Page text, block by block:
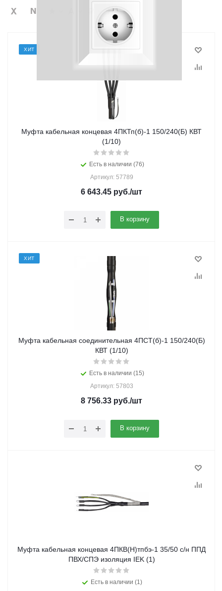
ХИТ
Муфта кабельная концевая 4ПКТп(б)-1 150/240(Б) КВТ
(1/10)
Есть в наличии (76)
Артикул: 57789
6 643.45 руб./шт
В корзину
ХИТ
Муфта кабельная соединительная 4ПСТ(б)-1 150/240(Б)
КВТ (1/10)
Есть в наличии (15)
Артикул: 57803
8 756.33 руб./шт
В корзину
Муфта кабельная концевая 4ПКВ(Н)тпбэ-1 35/50 с/н ППД
ПВХ/СПЭ изоляция IEK (1)
Есть в наличии (1)